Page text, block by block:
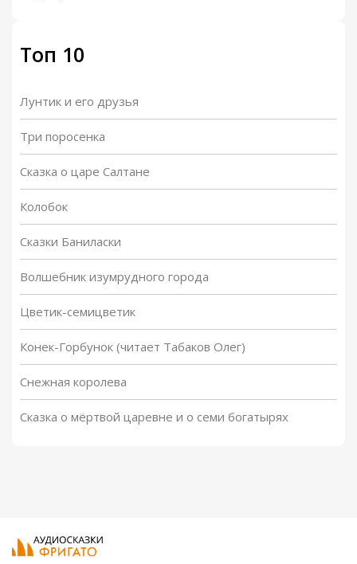
Топ 10
Лунтик и его друзья
Три поросенка
Сказка о царе Салтане
Колобок
Сказки Баниласки
Волшебник изумрудного города
Цветик-семицветик
Конек-Горбунок (читает Табаков Олег)
Снежная королева
Сказка о мёртвой царевне и о семи богатырях